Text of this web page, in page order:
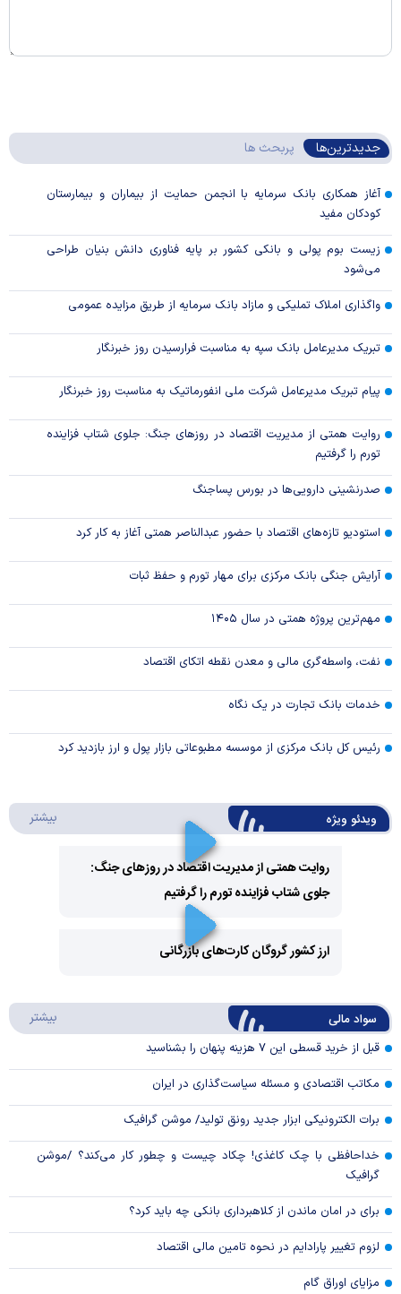
جدیدترین‌ها پربحث ها
آغاز همکاری بانک سرمایه با انجمن حمایت از بیماران و بیمارستان
کودکان مفید
زیست بوم پولی و بانکی کشور بر پایه فناوری دانش بنیان طراحی
می‌شود
واگذاری املاک تملیکی و مازاد بانک سرمایه از طریق مزایده عمومی
تبریک مدیرعامل بانک سپه به مناسبت فرارسیدن روز خبرنگار
پیام تبریک مدیرعامل شرکت ملی انفورماتیک به مناسبت روز خبرنگار
روایت همتی از مدیریت اقتصاد در روزهای جنگ: جلوی شتاب فزاینده
تورم را گرفتیم
صدرنشینی دارویی‌ها در بورس پساجنگ
استودیو تازه‌های اقتصاد با حضور عبدالناصر همتی آغاز به کار کرد
آرایش جنگی بانک مرکزی برای مهار تورم و حفظ ثبات
مهم‌ترین پروژه همتی در سال ۱۴۰۵
نفت، واسطه‌گری مالی و معدن نقطه اتکای اقتصاد
خدمات بانک تجارت در یک نگاه
رئیس کل بانک مرکزی از موسسه مطبوعاتی بازار پول و ارز بازدید کرد
ویدئو ویژه بیشتر
Play
Video
روایت همتی از مدیریت اقتصاد در روزهای جنگ:
جلوی شتاب فزاینده تورم را گرفتیم
Video
ارز کشور گروگان کارت‌های بازرگانی
سواد مالی بیشتر
قبل از خرید قسطی این ۷ هزینه پنهان را بشناسید
مکاتب اقتصادی و مسئله سیاست‌گذاری در ایران
برات الکترونیکی ابزار جدید رونق تولید/ موشن گرافیک
خداحافظی با چک کاغذی! چکاد چیست و چطور کار می‌کند؟ /موشن
گرافیک
برای در امان ماندن از کلاهبرداری بانکی چه باید کرد؟
لزوم تغییر پارادایم در نحوه تامین مالی اقتصاد
مزایای اوراق گام